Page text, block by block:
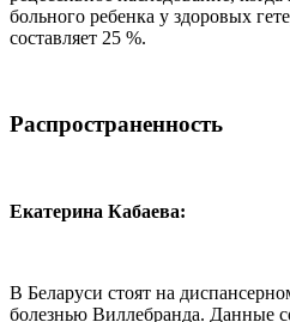
больного ребенка у здоровых
составляет 25 %.
Распространенность
Екатерина Кабаева:
В Беларуси стоят на
болезнью Виллебранда. Данные